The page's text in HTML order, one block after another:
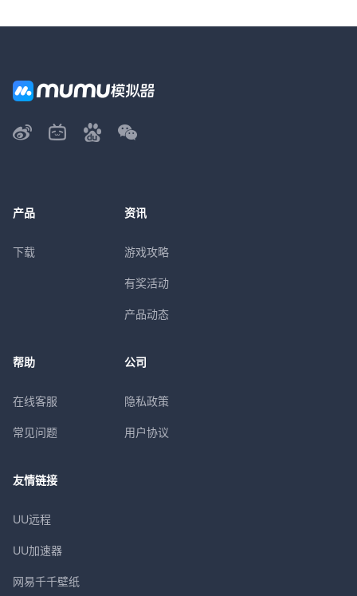
产品
下载
资讯
游戏攻略
有奖活动
产品动态
帮助
在线客服
常见问题
公司
隐私政策
用户协议
友情链接
UU远程
UU加速器
网易千千壁纸